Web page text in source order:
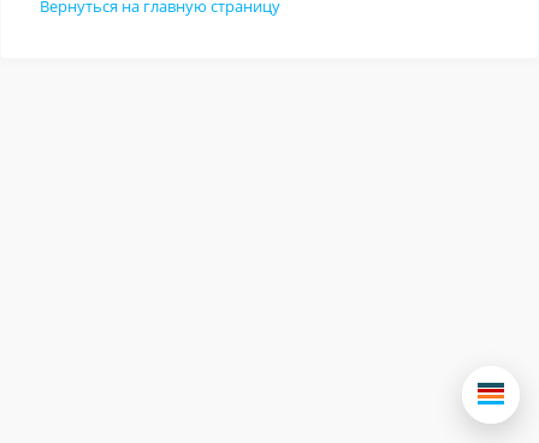
Вернуться на главную страницу